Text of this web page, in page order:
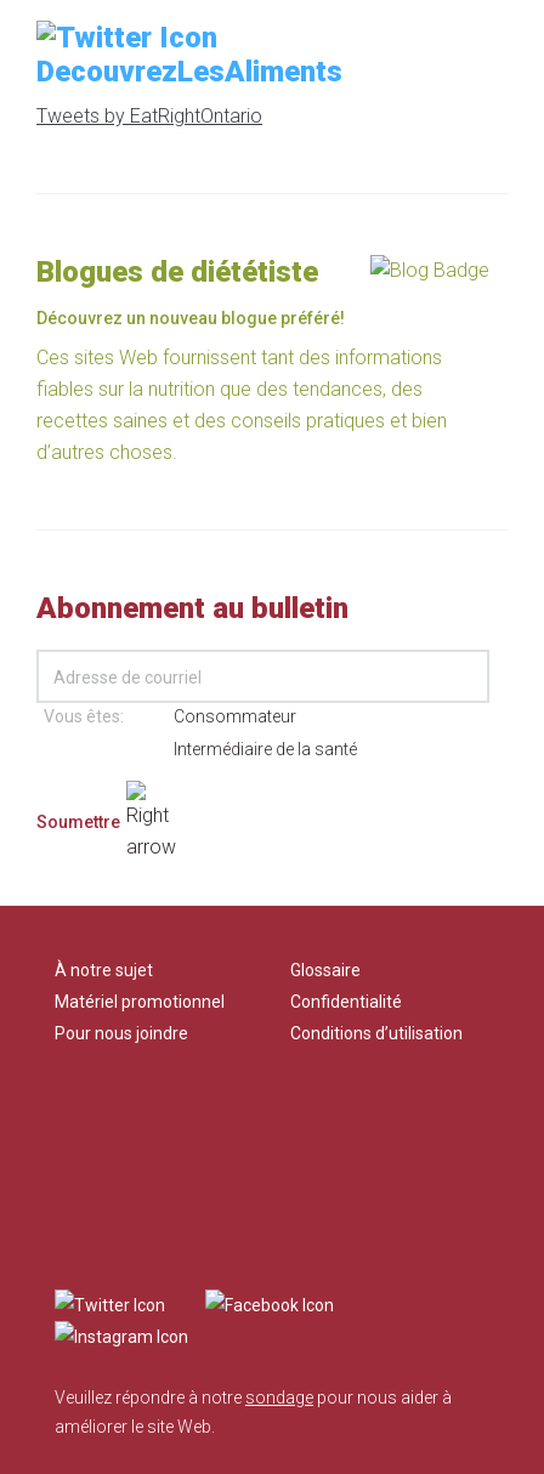
DecouvrezLesAliments
Tweets by EatRightOntario
Blogues de diététiste
Découvrez un nouveau blogue préféré!
Ces sites Web fournissent tant des informations
fiables sur la nutrition que des tendances, des
recettes saines et des conseils pratiques et bien
d’autres choses.
Abonnement au bulletin
Vous êtes:
Consommateur
Intermédiaire de la santé
À notre sujet
Matériel promotionnel
Pour nous joindre
Glossaire
Confidentialité
Conditions d’utilisation
Veuillez répondre à notre sondage pour nous aider à
améliorer le site Web.